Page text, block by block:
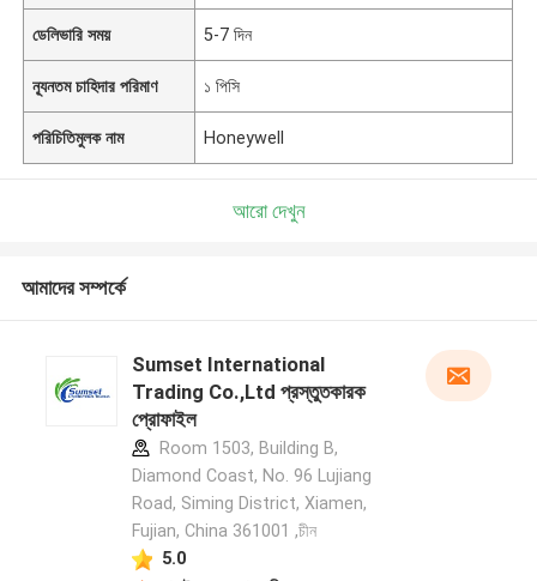
ডেলিভারি সময় 5-7 দিন
ন্যূনতম চাহিদার পরিমাণ ১ পিসি
পরিচিতিমুলক নাম Honeywell
আরো দেখুন
আমাদের সম্পর্কে
Sumset International
Trading Co.,Ltd প্রস্তুতকারক
প্রোফাইল
Room 1503, Building B,
Diamond Coast, No. 96 Lujiang
Road, Siming District, Xiamen,
Fujian, China 361001 ,চীন
5.0